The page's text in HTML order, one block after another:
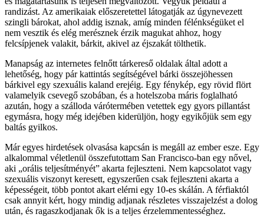
randizást. Az amerikaiak előszeretettel látogatják az úgynevezett
szingli bárokat, ahol addig isznak, amíg minden félénkségüket el
nem vesztik és elég merésznek érzik magukat ahhoz, hogy
felcsípjenek valakit, bárkit, akivel az éjszakát tölthetik.
Manapság az internetes felnőtt tárkereső oldalak által adott a
lehetőség, hogy pár kattintás segítségével bárki összejöhessen
bárkivel egy szexuális kaland erejéig. Egy fénykép, egy rövid flört
valamelyik csevegő szobában, és a hotelszoba máris foglalható
azután, hogy a szálloda várótermében vetettek egy gyors pillantást
egymásra, hogy még idejében kiderüljön, hogy egyikőjük sem egy
baltás gyilkos.
Már egyes hirdetések olvasása kapcsán is megáll az ember esze. Egy
alkalommal véletlenül összefutottam San Francisco-ban egy nővel,
aki „orális teljesítményét” akarta fejleszteni. Nem kapcsolatot vagy
szexuális viszonyt keresett, egyszerűen csak fejleszteni akarta a
képességeit, több pontot akart elérni egy 10-es skálán. A férfiaktól
csak annyit kért, hogy mindig adjanak részletes visszajelzést a dolog
után, és ragaszkodjanak ők is a teljes érzelemmentességhez.